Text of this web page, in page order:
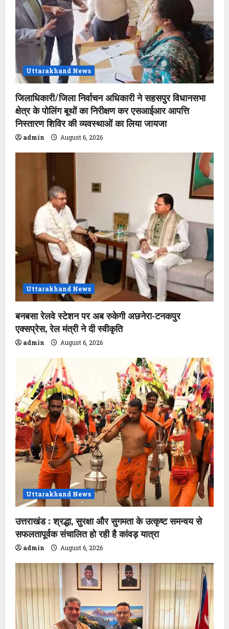
Uttarakhand News
जिलाधिकारी/जिला निर्वाचन अधिकारी ने सहसपुर विधानसभा
क्षेत्र के पोलिंग बूथों का निरीक्षण कर एसआईआर आपत्ति
निस्तारण शिविर की व्यवस्थाओं का लिया जायजा
admin August 6, 2026
Uttarakhand News
बनबसा रेलवे स्टेशन पर अब रुकेगी अछनेरा-टनकपुर
एक्सप्रेस, रेल मंत्री ने दी स्वीकृति
admin August 6, 2026
Uttarakhand News
उत्तराखंड : श्रद्धा, सुरक्षा और सुगमता के उत्कृष्ट समन्वय से
सफलतापूर्वक संचालित हो रही है कांवड़ यात्रा
admin August 6, 2026